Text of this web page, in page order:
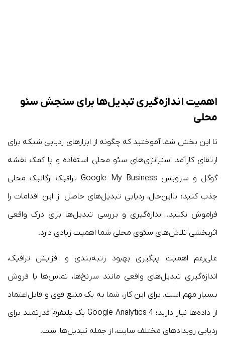
اهمیت اندازه‌گیری تبدیل‌ها برای سنجش سئو
محلی
تا این بخش شما آموختید که چگونه از ابزارهای ردیابی شبکه برای
ارتقای کارآمد استراتژی‌های سئو محلی استفاده و با کمک نقشه‌
گوگل و سرویس Google My Business ترافیک ارگانیک محلی
جذب کنید؛ بااین‌حال، ردیابی تبدیل‌های حاصل از این اقدامات را
فراموش نکنید. اندازه‌گیری و بررسی تبدیل‌ها برای درک واقعی
اثربخشی تلاش‌های سئوی محلی شما اهمیت زیادی دارد.
علی‌رغم اهمیت پیگیری بهبود رتبه‌بندی و افزایش ترافیک،
اندازه‌گیری تبدیل‌های واقعی مانند سرنخ‌ها، تماس‌ها یا فروش
بسیار مهم است. برای این کار، شما به یک منبع قوی و قابل‌اعتماد
از داده‌ها نیاز دارید؛ Google Analytics 4 یک پلتفرم قدرتمند برای
ردیابی رویدادهای مختلف سایت، از جمله تبدیل‌ها است.